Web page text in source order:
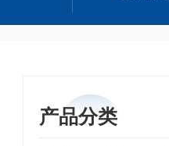
产品分类